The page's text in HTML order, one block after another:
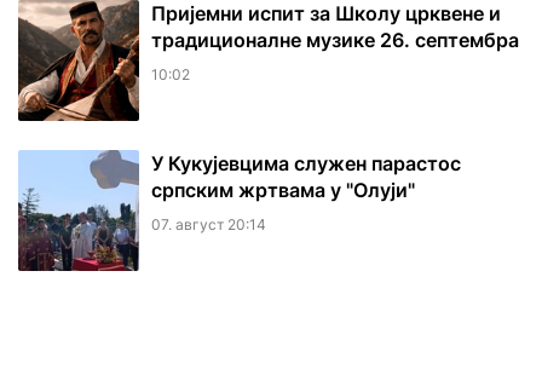
Пријемни испит за Школу црквене и
традиционалне музике 26. септембра
10:02
У Кукујевцима служен парастос
српским жртвама у "Олуји"
07. август 20:14